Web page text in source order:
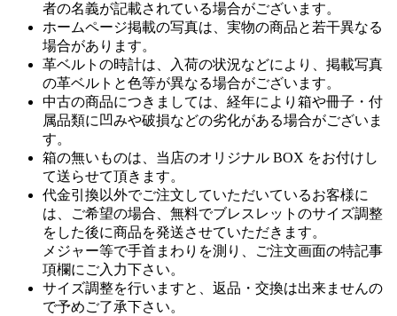
者の名義が記載されている場合がございます。
ホームページ掲載の写真は、実物の商品と若干異なる
場合があります。
革ベルトの時計は、入荷の状況などにより、掲載写真
の革ベルトと色等が異なる場合がございます。
中古の商品につきましては、経年により箱や冊子・付
属品類に凹みや破損などの劣化がある場合がございま
す。
箱の無いものは、当店のオリジナル BOX をお付けし
て送らせて頂きます。
代金引換以外でご注文していただいているお客様に
は、ご希望の場合、無料でブレスレットのサイズ調整
をした後に商品を発送させていただきます。
メジャー等で手首まわりを測り、ご注文画面の特記事
項欄にご入力下さい。
サイズ調整を行いますと、返品・交換は出来ませんの
で予めご了承下さい。